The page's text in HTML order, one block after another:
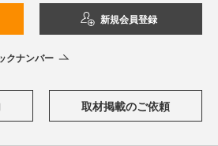
新規会員登録
クナンバー
取材掲載のご依頼